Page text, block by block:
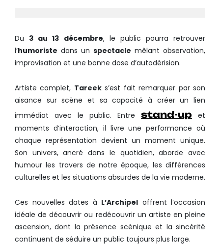
Du 3 au 13 décembre, le public pourra retrouver
l’humoriste dans un spectacle mêlant observation,
improvisation et une bonne dose d’autodérision.
Artiste complet, Tareeks’est fait remarquer par son
aisance sur scène et sa capacité à créer un lien
immédiat avec le public. Entre stand-up et
moments d’interaction, il livre une performance où
chaque représentation devient un moment unique.
Son univers, ancré dans le quotidien, aborde avec
humour les travers de notre époque, les différences
culturelles et les situations absurdes de la vie moderne.
Ces nouvelles dates à L’Archipel offrent l’occasion
idéale de découvrir ou redécouvrir un artiste en pleine
ascension, dont la présence scénique et la sincérité
continuent de séduire un public toujours plus large.